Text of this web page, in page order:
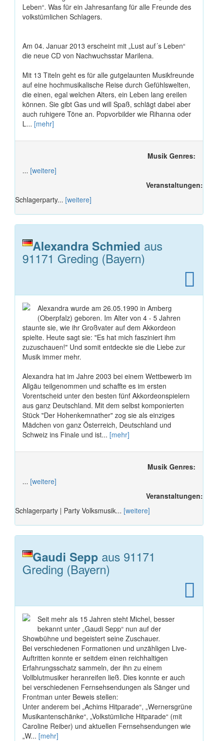
Leben“. Was für ein Jahresanfang für alle Freunde des
volkstümlichen Schlagers.
Am 04. Januar 2013 erscheint mit „Lust auf´s Leben“
die neue CD von Nachwuchsstar Marilena.
Mit 13 Titeln geht es für alle gutgelaunten Musikfreunde
auf eine hochmusikalische Reise durch Gefühlswelten,
die einen, egal welchen Alters, ein Leben lang ereilen
können. Sie gibt Gas und will Spaß, schlägt dabei aber
auch ruhigere Töne an. Popvorbilder wie Rihanna oder
L... [mehr]
Musik Genres:
... [weitere]
Veranstaltungen:
Schlagerparty... [weitere]
Alexandra Schmied aus
91171 Greding (Bayern)
Alexandra wurde am 26.05.1990 in Amberg
(Oberpfalz) geboren. Im Alter von 4 - 5 Jahren
staunte sie, wie ihr Großvater auf dem Akkordeon
spielte. Heute sagt sie: "Es hat mich fasziniert ihm
zuzuschauen!" Und somit entdeckte sie die Liebe zur
Musik immer mehr.
Alexandra hat im Jahre 2003 bei einem Wettbewerb im
Allgäu teilgenommen und schaffte es im ersten
Vorentscheid unter den besten fünf Akkordeonspielern
aus ganz Deutschland. Mit dem selbst komponierten
Stück "Der Hohenkemnather" zog sie als einziges
Mädchen von ganz Österreich, Deutschland und
Schweiz ins Finale und ist... [mehr]
Musik Genres:
... [weitere]
Veranstaltungen:
Schlagerparty | Party Volksmusik... [weitere]
Gaudi Sepp aus 91171
Greding (Bayern)
Seit mehr als 15 Jahren steht Michel, besser
bekannt unter „Gaudi Sepp“ nun auf der
Showbühne und begeistert seine Zuschauer.
Bei verschiedenen Formationen und unzähligen Live-
Auftritten konnte er seitdem einen reichhaltigen
Erfahrungsschatz sammeln, der ihn zu einem
Vollblutmusiker heranreifen ließ. Dies konnte er auch
bei verschiedenen Fernsehsendungen als Sänger und
Frontman unter Beweis stellen:
Unter anderem bei „Achims Hitparade“, „Wernersgrüne
Musikantenschänke“, „Volkstümliche Hitparade“ (mit
Caroline Reiber) und aktuellen Fernsehsendungen wie
„W... [mehr]